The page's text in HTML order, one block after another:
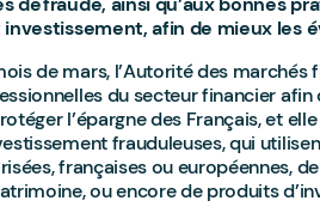
afin de mieux les
de mars, l’Autorité des marchés
du secteur financier afin
l’épargne des Français, et
frauduleuses, qui
françaises ou européennes,
ou encore de produits